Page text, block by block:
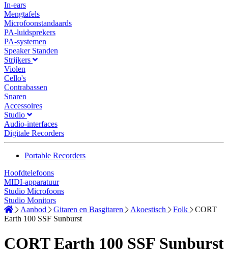
In-ears
Mengtafels
Microfoonstandaards
PA-luidsprekers
PA-systemen
Speaker Standen
Strijkers
Violen
Cello's
Contrabassen
Snaren
Accessoires
Studio
Audio-interfaces
Digitale Recorders
Portable Recorders
Hoofdtelefoons
MIDI-apparatuur
Studio Microfoons
Studio Monitors
Aanbod
Gitaren en Basgitaren Akoestisch Folk
CORT
Earth 100 SSF Sunburst
CORT Earth 100 SSF Sunburst